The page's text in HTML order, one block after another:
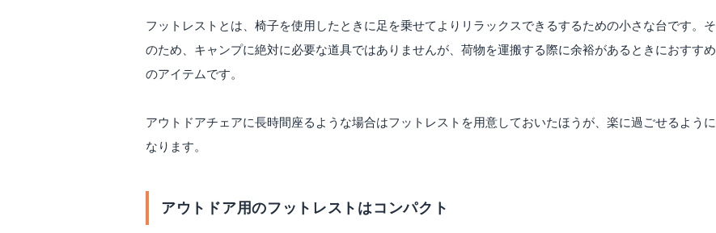
フットレストとは、椅子を使用したときに足を乗せてよりリラックスできるするための小さな台です。そ
のため、キャンプに絶対に必要な道具ではありませんが、荷物を運搬する際に余裕があるときにおすすめ
のアイテムです。
アウトドアチェアに長時間座るような場合はフットレストを用意しておいたほうが、楽に過ごせるように
なります。
アウトドア用のフットレストはコンパクト